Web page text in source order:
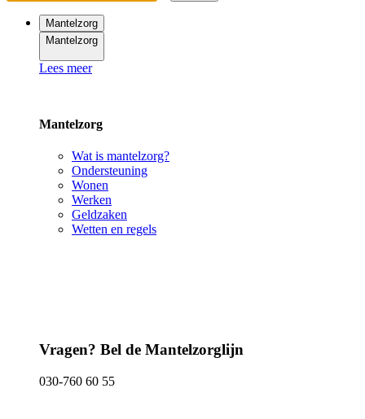
Mantelzorg
Mantelzorg
Lees meer
Mantelzorg
Wat is mantelzorg?
Ondersteuning
Wonen
Werken
Geldzaken
Wetten en regels
Vragen? Bel de Mantelzorglijn
030-760 60 55